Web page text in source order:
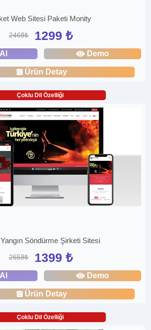
Web Sitesi Paketi Monity
2468₺ 1299 ₺
Demo
Ürün Detay
Çoklu Dil Özelliği
Yangın Söndürme Şirketi Sitesi
2658₺ 1399 ₺
Demo
Ürün Detay
Çoklu Dil Özelliği